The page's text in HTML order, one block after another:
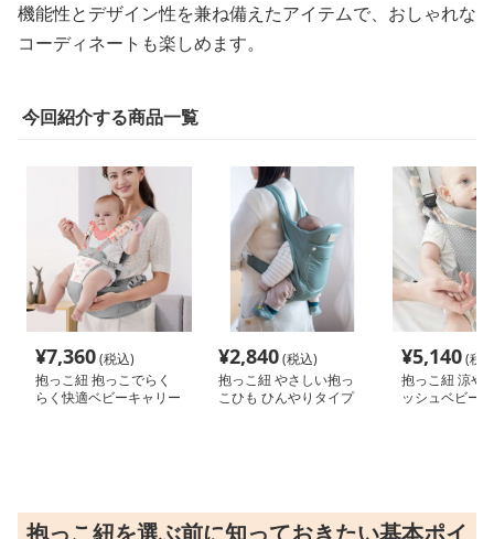
機能性とデザイン性を兼ね備えたアイテムで、おしゃれな
コーディネートも楽しめます。
今回紹介する商品一覧
¥7,360(税込)
抱っこ紐 抱っこでらく
らく快適ベビーキャリー
¥2,840(税込)
抱っこ紐 やさしい抱っ
こひも ひんやりタイプ
¥5,140(税
抱っこ紐 涼や
ッシュベビー
抱っこ紐を選ぶ前に知っておきたい基本ポイ